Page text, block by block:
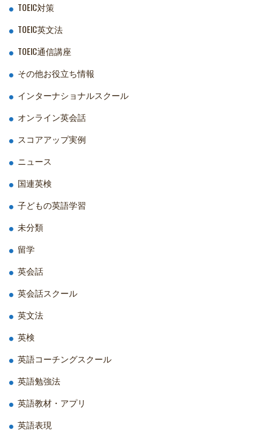
TOEIC対策
TOEIC英文法
TOEIC通信講座
その他お役立ち情報
インターナショナルスクール
オンライン英会話
スコアアップ実例
ニュース
国連英検
子どもの英語学習
未分類
留学
英会話
英会話スクール
英文法
英検
英語コーチングスクール
英語勉強法
英語教材・アプリ
英語表現